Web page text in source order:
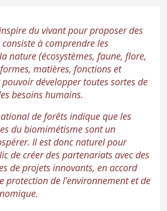
du vivant pour proposer des
à comprendre les
nature (écosystèmes, faune, flore,
matières, fonctions et
développer toutes sortes de
besoins humains.
de forêts indique que les
du biomimétisme sont un
Il est donc naturel pour
de créer des partenariats avec des
de projets innovants, en accord
protection de l’environnement et de